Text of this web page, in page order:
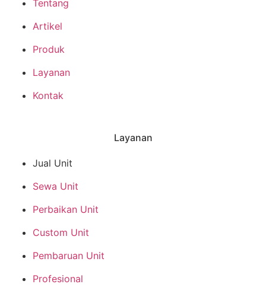
Tentang
Artikel
Produk
Layanan
Kontak
Layanan
Jual Unit
Sewa Unit
Perbaikan Unit
Custom Unit
Pembaruan Unit
Profesional